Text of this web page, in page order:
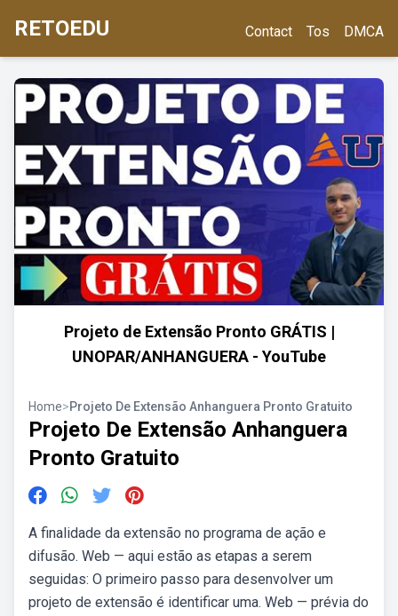
RETOEDU Contact Tos DMCA
Projeto de Extensão Pronto GRÁTIS |
UNOPAR/ANHANGUERA - YouTube
Home>Projeto De Extensão Anhanguera Pronto Gratuito
Projeto De Extensão Anhanguera
Pronto Gratuito
A finalidade da extensão no programa de ação e
difusão. Web — aqui estão as etapas a serem
seguidas: O primeiro passo para desenvolver um
projeto de extensão é identificar uma. Web — prévia do